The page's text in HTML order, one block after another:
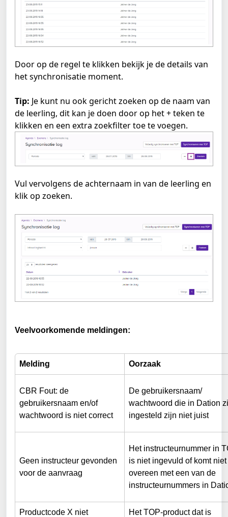
Door op de regel te klikken bekijk je de details van
het synchronisatie moment.
Tip: Je kunt nu ook gericht zoeken op de naam van
de leerling, dit kan je doen door op het + teken te
klikken en een extra zoekfilter toe te voegen.
Vul vervolgens de achternaam in van de leerling en
klik op zoeken.
Veelvoorkomende meldingen:
Melding Oorzaak
CBR Fout: de
gebruikersnaam en/of
wachtwoord is niet correct
De gebruikersnaam/
wachtwoord die in Dation
ingesteld zijn niet juist
Geen instructeur gevonden
voor de aanvraag
Het instructeurnummer in
is niet ingevuld of komt niet
overeen met een van de
instructeurnummers in
Productcode X niet
Het TOP-product dat is